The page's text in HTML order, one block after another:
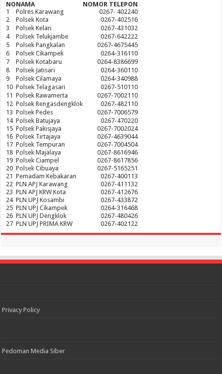
NONAMA
NOMOR TELEPON
1
Polres Karawang
0267- 402240
2
Polsek Kota
0267-402516
3
Polsek Kelari
0267-431032
4
Polsek Telukjambe
0267-642222
5
Polsek Pangkalan
0267-4675445
6
Polsek Cikampek
0264-316110
7
Polsek Kotabaru
0264-8386699
8
Polsek Jatisari
0264-360110
9
Polsek Cilamaya
0264-340988
10 Polsek Telagasari
0267-510110
11 Polsek Rawamerta
0267-7002110
12 Polsek Rengasdengklok
0267-482110
13 Polsek Pedes
0267-7006579
14 Polsek Batujaya
0267-470220
15 Polsek Pakisjaya
0267-7002024
16 Polsek Tirtajaya
0267-4639044
17 Polsek Tempuran
0267-7004504
18 Polsek Majalaya
0267-8616946
19 Polsek Ciampel
0267-8617856
20 Polsek Cibuaya
0267-5165251
21 Pemadam Kebakaran
0267-400113
22 PLN APJ Karawang
0267-411132
23 PLN APJ KRW Kota
0267-412676
24 PLN UPJ Kosambi
0267-433872
25 PLN UPJ Cikampek
0264-316468
26 PLN UPJ Dengklok
0267-480426
27 PLN UPJ PRIMA KRW 0267-402122
Privacy Policy
Pedoman Media Siber